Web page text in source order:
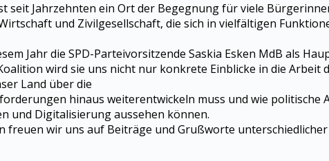
seit Jahrzehnten ein Ort der Begegnung für viele
und Zivilgesellschaft, die sich in vielfältigen
Jahr die SPD-Parteivorsitzende Saskia Esken MdB als
wird sie uns nicht nur konkrete Einblicke in die
Land über die
hinaus weiterentwickeln muss und wie
und Digitalisierung aussehen können.
freuen wir uns auf Beiträge und Grußworte